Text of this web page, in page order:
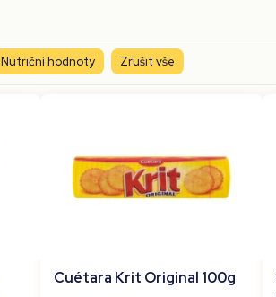
Nutriční hodnoty Zrušit vše
Cuétara Krit Original 100g